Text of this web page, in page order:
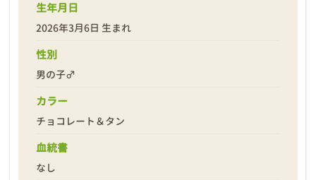
生年月日
2026年3月6日 生まれ
性別
男の子♂
カラー
チョコレート＆タン
血統書
なし